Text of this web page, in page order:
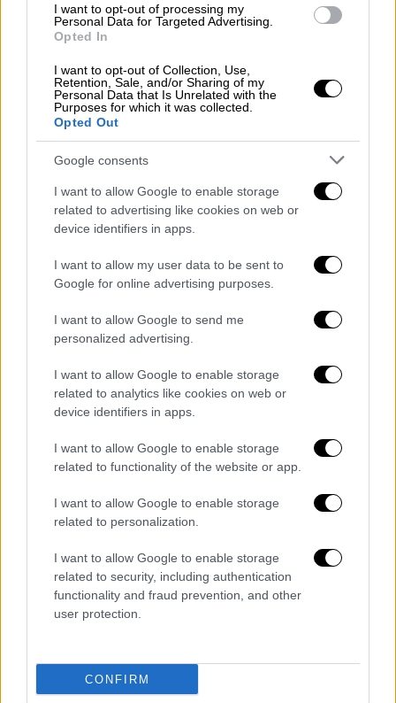
I want to opt-out of processing my
Personal Data for Targeted Advertising.
Opted In
I want to opt-out of Collection, Use,
Retention, Sale, and/or Sharing of my
Personal Data that Is Unrelated with the
Purposes for which it was collected.
Opted Out
Google consents
I want to allow Google to enable storage
related to advertising like cookies on web or
device identifiers in apps.
I want to allow my user data to be sent to
Google for online advertising purposes.
I want to allow Google to send me
personalized advertising.
I want to allow Google to enable storage
related to analytics like cookies on web or
device identifiers in apps.
I want to allow Google to enable storage
related to functionality of the website or app.
I want to allow Google to enable storage
related to personalization.
I want to allow Google to enable storage
related to security, including authentication
functionality and fraud prevention, and other
user protection.
CONFIRM
«Έκλαιγα περισσότερο από τους
συγγενείς»
Ο Μιχάλης Κουινέλης περιέγραψε ότι το
βασικό του καθήκον ήταν η μεταφορά
ανθρώπων που είχαν φύγει από τη ζωή από
τα σπίτια τους προς το ψυγείο.
«Πήγαινα και έπαιρνα τους ανθρώπους που
"έφευγαν" από το σπίτι στο ψυγείο. Στο
επόμενο στάδιο δεν με άφηναν να πάω, γιατί
νόμιζα ότι ήμουν συγγενής του θύματος.
Έκλαιγα πιο πολύ από τους συγγενείς και
κάποια στιγμή το αφεντικό με έδιωξε από
κιόλας. Νόμιζαν ότι είμαι χαμένο παιδί του
αποθανόντος».